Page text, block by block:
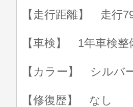
【走行距離】 走行
【車検】 1年車検整
【カラー】 シルバ
【修復歴】 なし